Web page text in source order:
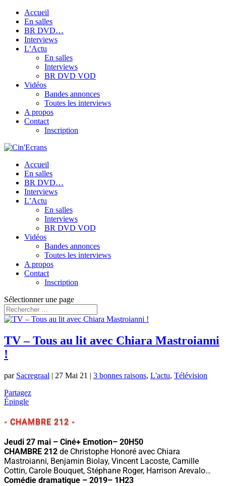
Accueil
En salles
BR DVD…
Interviews
L’Actu
En salles
Interviews
BR DVD VOD
Vidéos
Bandes annonces
Toutes les interviews
A propos
Contact
Inscription
Accueil
En salles
BR DVD…
Interviews
L’Actu
En salles
Interviews
BR DVD VOD
Vidéos
Bandes annonces
Toutes les interviews
A propos
Contact
Inscription
Sélectionner une page
TV – Tous au lit avec Chiara Mastroianni
!
par Sacregraal | 27 Mai 21 | 3 bonnes raisons, L'actu, Télévision
Partagez
Épingle
- CHAMBRE 212 -
Jeudi 27 mai – Ciné+ Emotion– 20H50
CHAMBRE 212 de Christophe Honoré avec Chiara
Mastroianni, Benjamin Biolay, Vincent Lacoste, Camille
Cottin, Carole Bouquet, Stéphane Roger, Harrison Arevalo…
Comédie dramatique – 2019– 1H23